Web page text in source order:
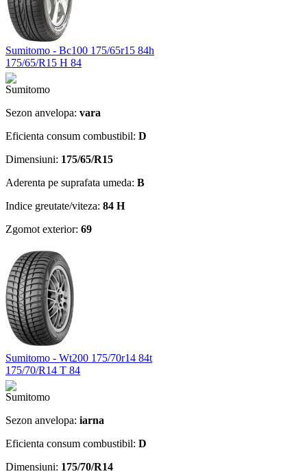
Sumitomo - Bc100 175/65r15 84h
175/65/R15 H 84
Sezon anvelopa: vara
Eficienta consum combustibil: D
Dimensiuni: 175/65/R15
Aderenta pe suprafata umeda: B
Indice greutate/viteza: 84 H
Zgomot exterior: 69
Sumitomo - Wt200 175/70r14 84t
175/70/R14 T 84
Sezon anvelopa: iarna
Eficienta consum combustibil: D
Dimensiuni: 175/70/R14